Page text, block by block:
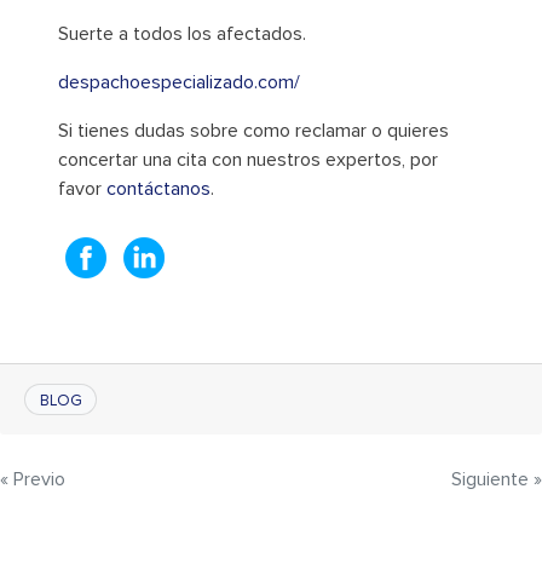
Suerte a todos los afectados.
despachoespecializado.com/
Si tienes dudas sobre como reclamar o quieres
concertar una cita con nuestros expertos, por
favor contáctanos.
BLOG
Navegación
« Previo Siguiente »